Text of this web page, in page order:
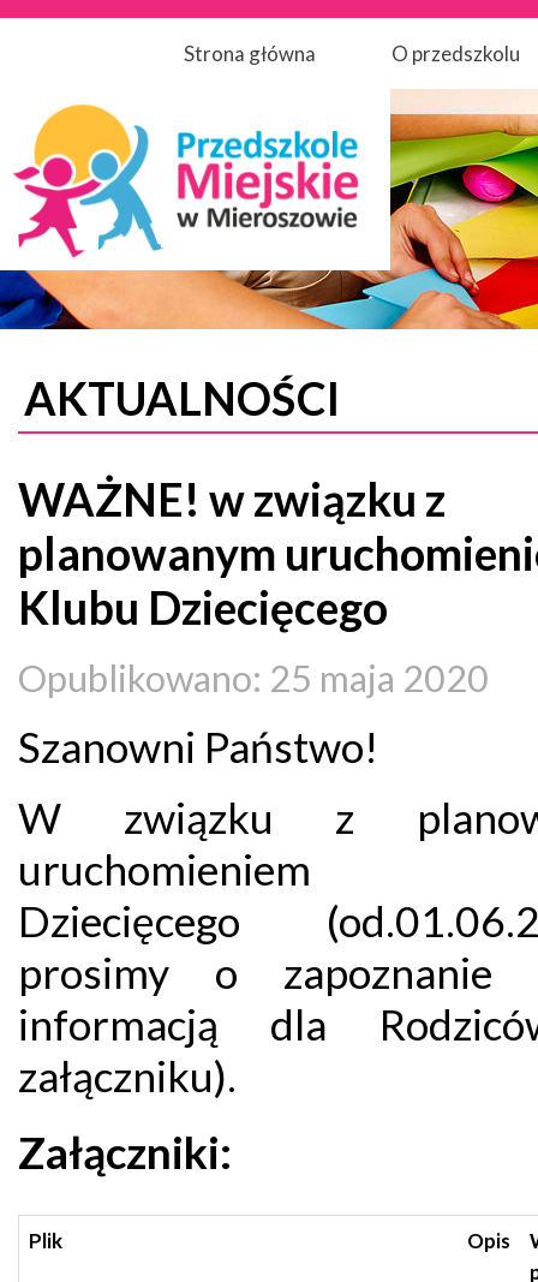
Strona główna O przedszkolu
AKTUALNOŚCI
WAŻNE! w związku z
planowanym
Klubu Dziecięcego
Opublikowano: 25 maja 2020
Szanowni Państwo!
W związku z
uruchomieniem
Dziecięcego
prosimy o
informacją dla
załączniku).
Załączniki:
Plik Opis